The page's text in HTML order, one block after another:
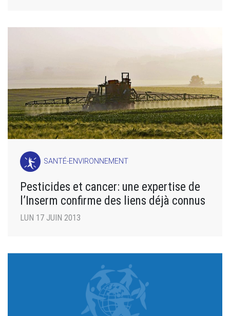
SANTÉ-ENVIRONNEMENT
Pesticides et cancer: une expertise de
l’Inserm confirme des liens déjà connus
LUN 17 JUIN 2013